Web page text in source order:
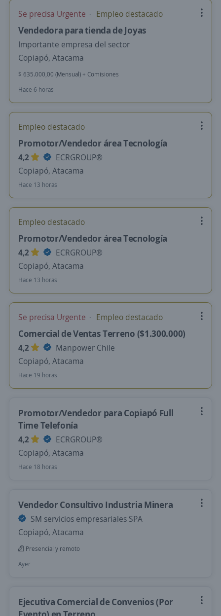
Se precisa Urgente Empleo destacado
Vendedora para tienda de Joyas
Importante empresa del sector
Copiapó, Atacama
$ 635.000,00 (Mensual) + Comisiones
Hace 6 horas
Empleo destacado
Promotor/Vendedor área Tecnología
4,2
ECRGROUP®️
Copiapó, Atacama
Hace 13 horas
Empleo destacado
Promotor/Vendedor área Tecnología
4,2
ECRGROUP®️
Copiapó, Atacama
Hace 13 horas
Se precisa Urgente Empleo destacado
Comercial de Ventas Terreno ($1.300.000)
4,2
Manpower Chile
Copiapó, Atacama
Hace 19 horas
Promotor/Vendedor para Copiapó Full
Time Telefonía
4,2
ECRGROUP®️
Copiapó, Atacama
Hace 18 horas
Vendedor Consultivo Industria Minera
SM servicios empresariales SPA
Copiapó, Atacama
Presencial y remoto
Ayer
Ejecutiva Comercial de Convenios (Por